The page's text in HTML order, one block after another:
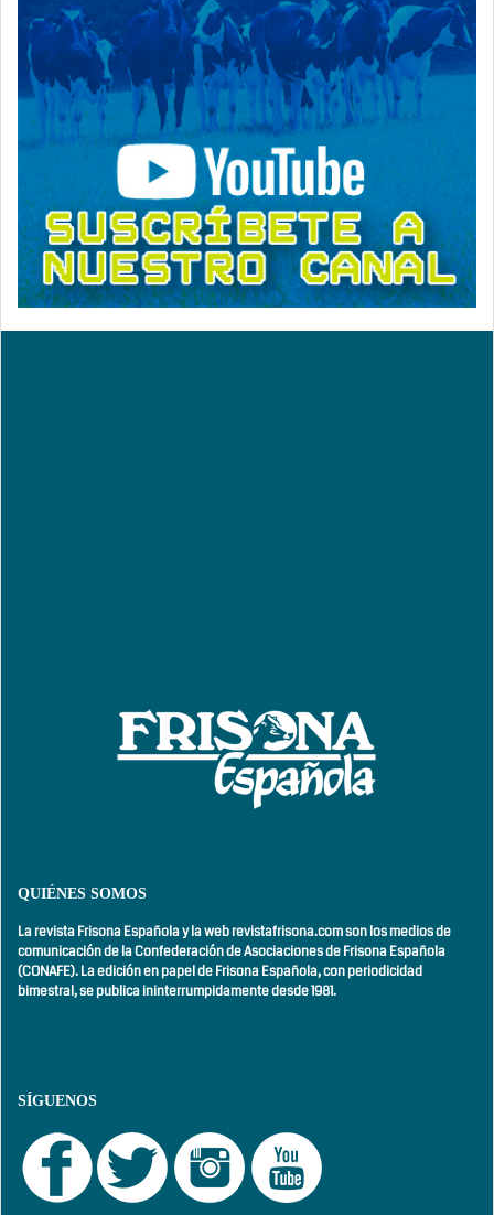
QUIÉNES SOMOS
La revista Frisona Española y la web revistafrisona.com son los medios de
comunicación de la Confederación de Asociaciones de Frisona Española
(CONAFE). La edición en papel de Frisona Española, conperiodicidad
bimestral,se publica ininterrumpidamente desde 1981.
SÍGUENOS